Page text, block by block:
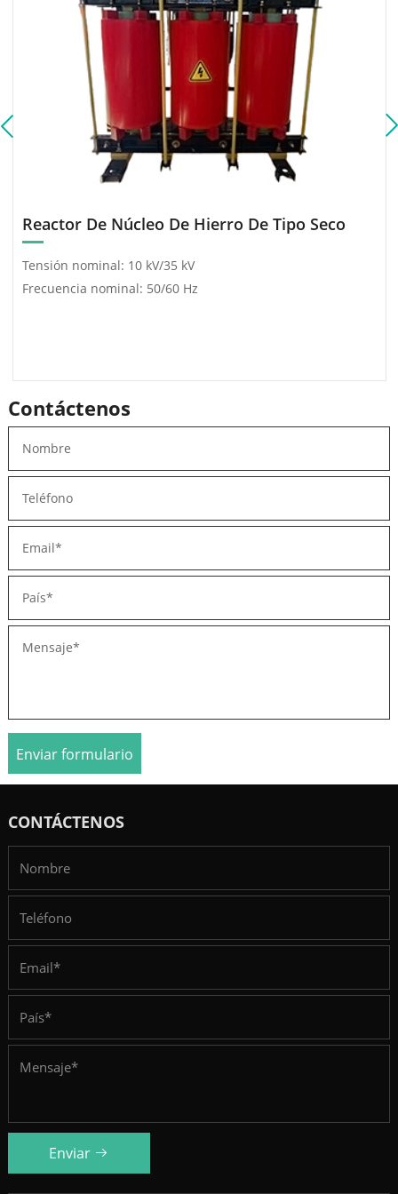
motor de alta tensión de
Reactor De Núcleo De Hierro De Tipo Seco
Tensión nominal: 10 kV/35 kV
Frecuencia nominal: 50/60 Hz
Contáctenos
Enviar formulario
CONTÁCTENOS
Enviar